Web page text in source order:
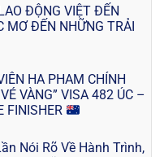
ĐỘNG VIỆT ĐẾN
MƠ ĐẾN NHỮNG TRẢI
HA PHAM CHÍNH
VÀNG” VISA 482 ÚC –
FINISHER
Nói Rõ Về Hành Trình,